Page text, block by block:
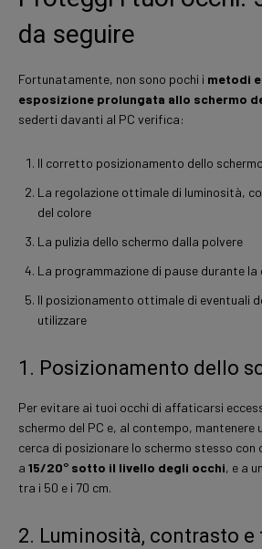
da seguire
Fortunatamente, non sono pochi i metodi
esposizione prolungata allo schermo
sederti davanti al PC verifica:
Il corretto posizionamento dello schermo
La regolazione ottimale di luminosità,
del colore
La pulizia dello schermo dalla polvere
La programmazione di pause durante
Il posizionamento ottimale di eventuali
utilizzare
1. Posizionamento dello
Per evitare ai tuoi occhi di affaticarsi
schermo del PC e, al contempo,
cerca di posizionare lo schermo stesso
a 15/20° sotto il livello degli occhi, e a
tra i 50 e i 70 cm.
2. Luminosità, contrasto e